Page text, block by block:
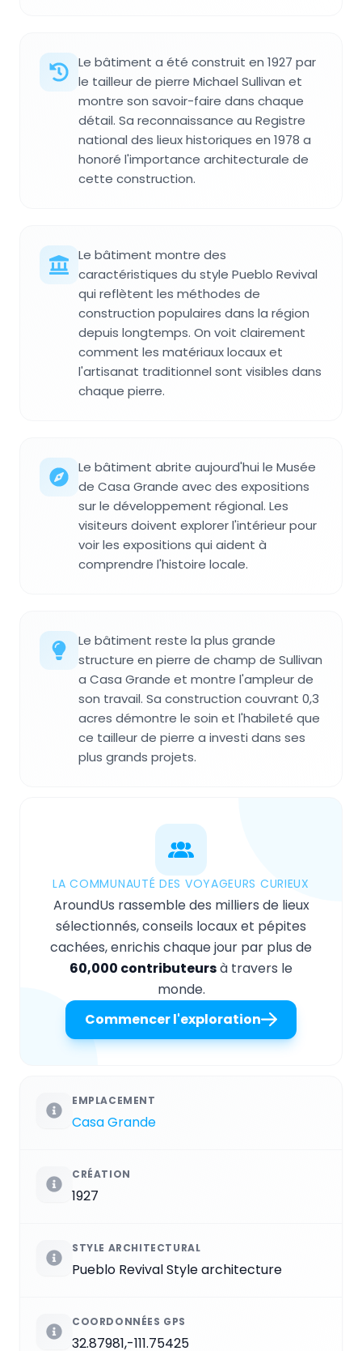
Le bâtiment a été construit en 1927 par
le tailleur de pierre Michael Sullivan et
montre son savoir-faire dans chaque
détail. Sa reconnaissance au Registre
national des lieux historiques en 1978 a
honoré l'importance architecturale de
cette construction.
Le bâtiment montre des
caractéristiques du style Pueblo Revival
qui reflètent les méthodes de
construction populaires dans la région
depuis longtemps. On voit clairement
comment les matériaux locaux et
l'artisanat traditionnel sont visibles dans
chaque pierre.
Le bâtiment abrite aujourd'hui le Musée
de Casa Grande avec des expositions
sur le développement régional. Les
visiteurs doivent explorer l'intérieur pour
voir les expositions qui aident à
comprendre l'histoire locale.
Le bâtiment reste la plus grande
structure en pierre de champ de Sullivan
a Casa Grande et montre l'ampleur de
son travail. Sa construction couvrant 0,3
acres démontre le soin et l'habileté que
ce tailleur de pierre a investi dans ses
plus grands projets.
LA COMMUNAUTÉ DES VOYAGEURS CURIEUX
AroundUs rassemble des milliers de lieux
sélectionnés, conseils locaux et pépites
cachées, enrichis chaque jour par plus de
60,000 contributeursà travers le
monde.
Commencer l'exploration
EMPLACEMENT
Casa Grande
CRÉATION
1927
STYLE ARCHITECTURAL
Pueblo Revival Style architecture
COORDONNÉES GPS
32.87981,-111.75425